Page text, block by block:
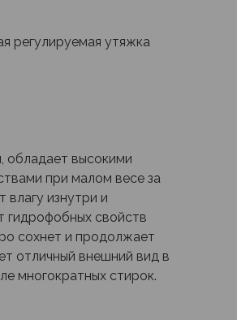
регулируемая утяжка
обладает высокими
при малом весе за
изнутри и
гидрофобных свойств
сохнет и продолжает
отличный внешний вид в
многократных стирок.